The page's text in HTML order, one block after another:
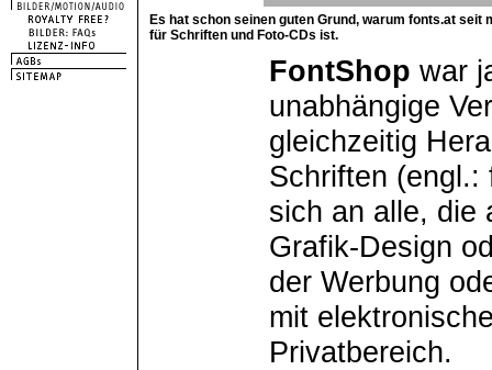
Es hat schon seinen guten Grund, warum fonts.at
für Schriften und Foto-CDs ist.
FontShop war
unabhängige
gleichzeitig
Schriften (engl.:
sich an alle, die
Grafik-Design
der Werbung
mit
Privatbereich.